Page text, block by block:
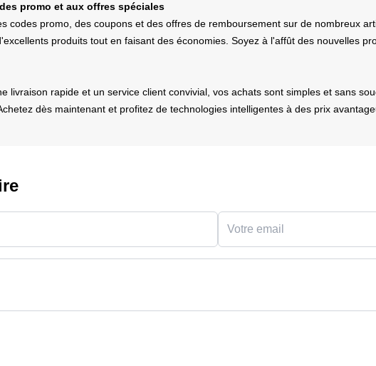
promo et aux offres spéciales
codes promo, des coupons et des offres de remboursement sur de nombreux
produits tout en faisant des économies. Soyez à l'affût des nouvelles
livraison rapide et un service client convivial, vos achats sont simples et sans
dès maintenant et profitez de technologies intelligentes à des prix